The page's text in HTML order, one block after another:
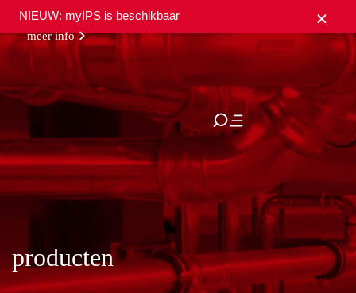
NIEUW: myIPS is beschikbaar
meer info
sluiten
producten